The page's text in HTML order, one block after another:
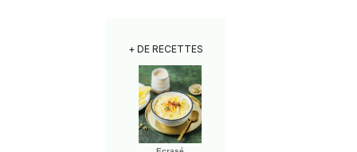
+ DE RECETTES